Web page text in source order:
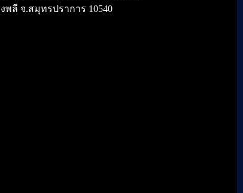
พลี จ.สมุทรปราการ 10540